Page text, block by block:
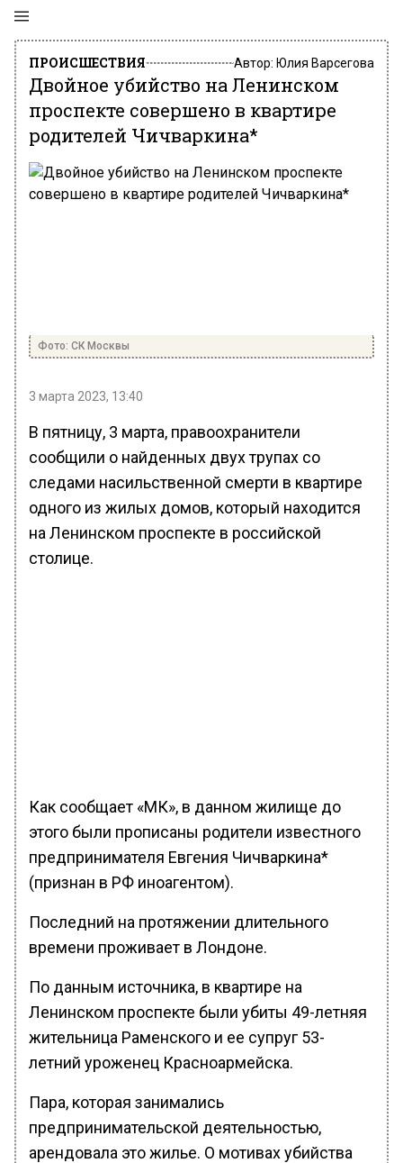
ПРОИСШЕСТВИЯ Автор: Юлия Варсегова
Двойное убийство на Ленинском
проспекте совершено в квартире
родителей Чичваркина*
Фото: СК Москвы
3 марта 2023, 13:40
В пятницу, 3 марта, правоохранители
сообщили о найденных двух трупах со
следами насильственной смерти в квартире
одного из жилых домов, который находится
на Ленинском проспекте в российской
столице.
Как сообщает «МК», в данном жилище до
этого были прописаны родители известного
предпринимателя Евгения Чичваркина*
(признан в РФ иноагентом).
Последний на протяжении длительного
времени проживает в Лондоне.
По данным источника, в квартире на
Ленинском проспекте были убиты 49-летняя
жительница Раменского и ее супруг 53-
летний уроженец Красноармейска.
Пара, которая занимались
предпринимательской деятельностью,
арендовала это жилье. О мотивах убийства